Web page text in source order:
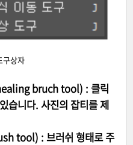
구상자
bruch tool) : 클릭
습니다. 사진의 잡티를 제
tool) : 브러쉬 형태로 주